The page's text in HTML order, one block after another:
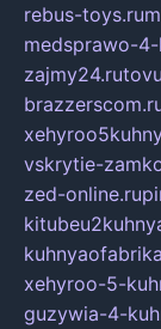
rebus-toys.ru
medsprawo-4-
zajmy24.ru
vskrytie-
zed-online.ru
xehyroo-5-
guzywia-4-